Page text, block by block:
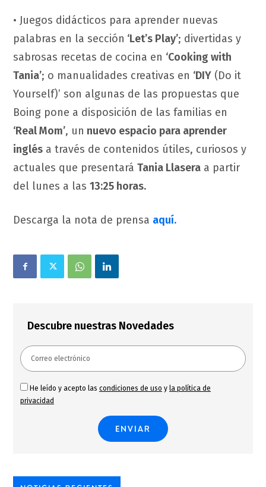
• Juegos didácticos para aprender nuevas
palabras en la sección ‘Let’s Play’; divertidas y
sabrosas recetas de cocina en ‘Cooking with
Tania’; o manualidades creativas en ‘DIY (Do it
Yourself)’ son algunas de las propuestas que
Boing pone a disposición de las familias en
‘Real Mom’, un nuevo espacio para aprender
inglés a través de contenidos útiles, curiosos y
actuales que presentará Tania Llasera a partir
del lunes a las 13:25 horas.
Descarga la nota de prensa aquí.
Descubre nuestras Novedades
He leído y acepto las condiciones de uso y la política de
privacidad